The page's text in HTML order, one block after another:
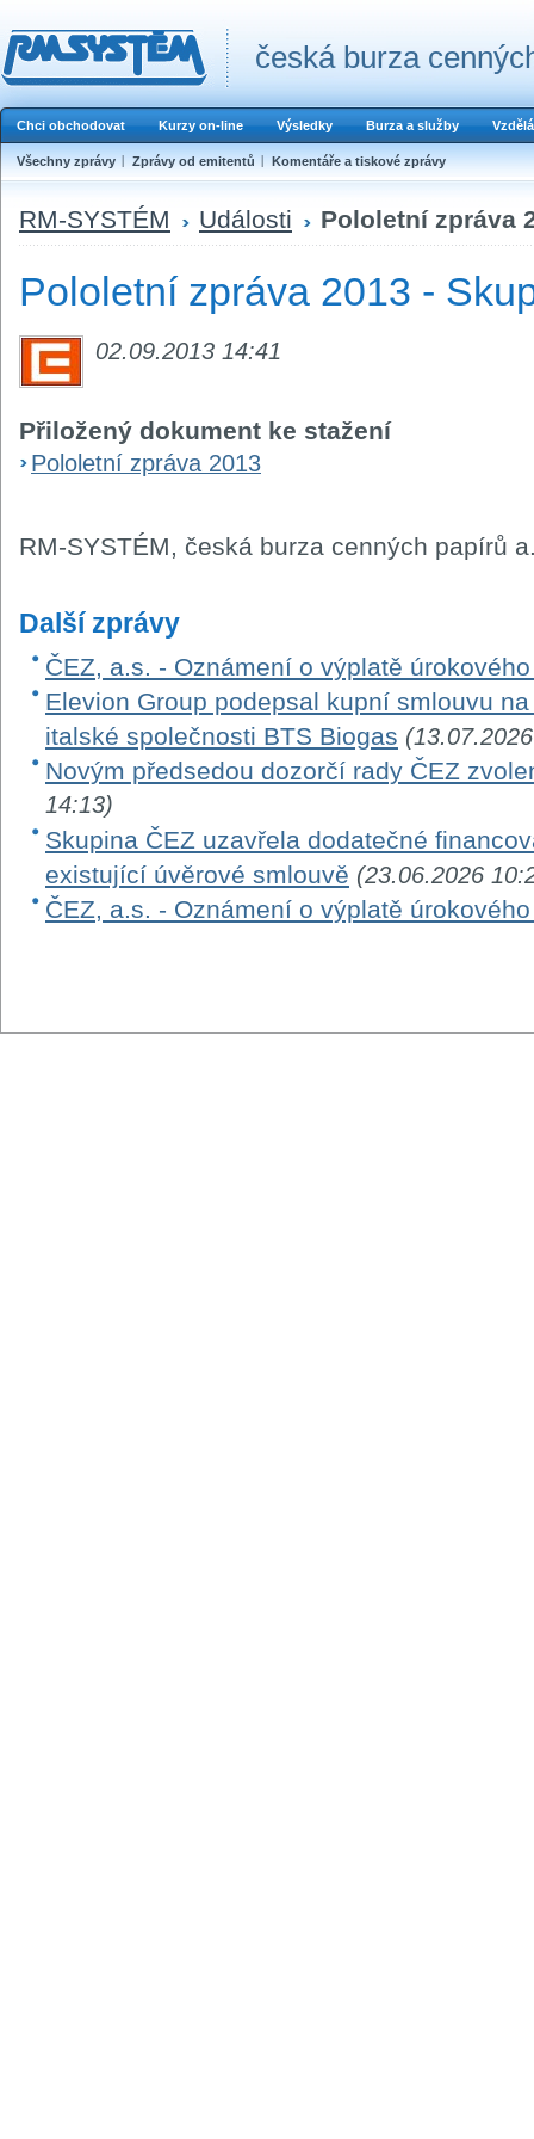
česká burza
Chci obchodovat Kurzy on-line Výsledky Burza a služby
Všechny zprávy Zprávy od emitentů Komentáře a tiskové zprávy
RM-SYSTÉM Události Pololetní zpráva
Pololetní zpráva 2013 -
02.09.2013 14:41
Přiložený dokument ke stažení
Pololetní zpráva 2013
RM-SYSTÉM, česká burza cenných papírů
Další zprávy
ČEZ, a.s. - Oznámení o výplatě
Elevion Group podepsal kupní smlouvu
italské společnosti BTS Biogas
Novým předsedou dozorčí rady ČEZ
14:13)
Skupina ČEZ uzavřela dodatečné
existující úvěrové smlouvě (23.06.2026
ČEZ, a.s. - Oznámení o výplatě